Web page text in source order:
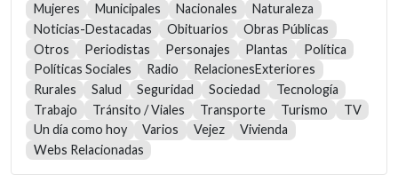
Mujeres
Municipales Nacionales
Naturaleza
Noticias-Destacadas
Obituarios
Obras Públicas
Otros
Periodistas Personajes Plantas
Política
Políticas Sociales
Radio
RelacionesExteriores
Rurales
Salud Seguridad Sociedad
Tecnología
Trabajo
Tránsito / Viales Transporte Turismo
TV
Un día como hoy
Varios Vejez
Vivienda
Webs Relacionadas